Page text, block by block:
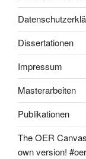
Dissertationen
Impressum
Masterarbeiten
Publikationen
The OER
own version!